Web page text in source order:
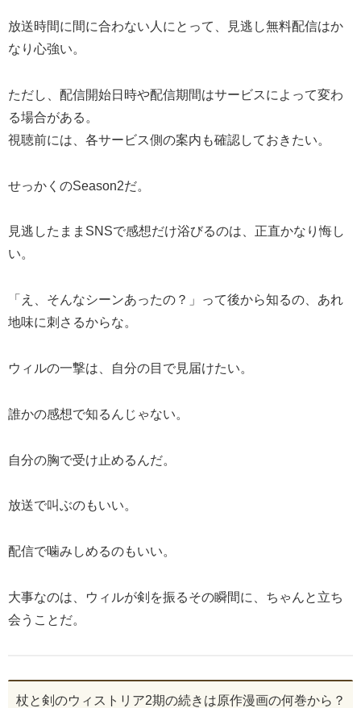
放送時間に間に合わない人にとって、見逃し無料配信はか
なり心強い。
ただし、配信開始日時や配信期間はサービスによって変わ
る場合がある。
視聴前には、各サービス側の案内も確認しておきたい。
せっかくのSeason2だ。
見逃したままSNSで感想だけ浴びるのは、正直かなり悔し
い。
「え、そんなシーンあったの？」って後から知るの、あれ
地味に刺さるからな。
ウィルの一撃は、自分の目で見届けたい。
誰かの感想で知るんじゃない。
自分の胸で受け止めるんだ。
放送で叫ぶのもいい。
配信で噛みしめるのもいい。
大事なのは、ウィルが剣を振るその瞬間に、ちゃんと立ち
会うことだ。
杖と剣のウィストリア2期の続きは原作漫画の何巻から？